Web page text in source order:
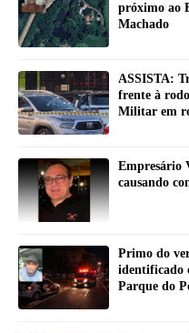
próximo ao
Machado
ASSISTA:
frente à
Militar em
Empresário
causando
Primo do
identificado
Parque do